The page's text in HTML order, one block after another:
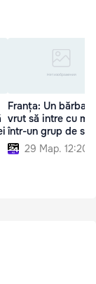
Franța: Un bărbat
vrut să intre cu
într-un grup de
29 Мар. 12:20